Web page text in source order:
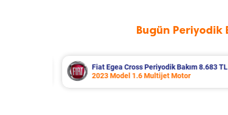
Bugün Periyodik
Hyundai Accent Era Periyodik
2010 Model 1.4 Motor